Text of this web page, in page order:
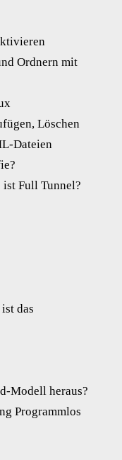
Ordnern mit
Löschen
Dateien
ist Full Tunnel?
das
Modell heraus?
Programmlos